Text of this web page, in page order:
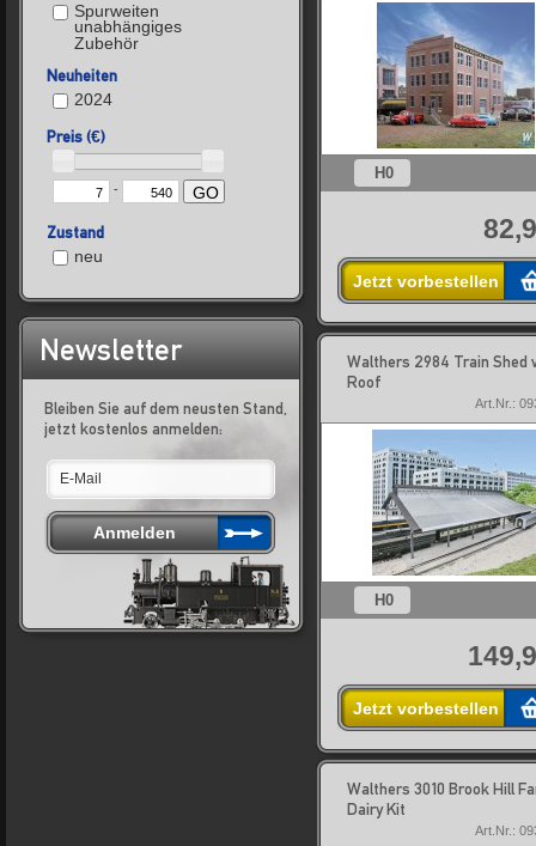
Spurweiten
unabhängiges
Zubehör
Neuheiten
2024
Preis (€)
- GO
Zustand
neu
Newsletter
Bleiben Sie auf dem neusten Stand,
jetzt kostenlos anmelden:
H0
Jetzt vorbestellen
Walthers 2984 Train Shed
Roof
Art.Nr.:
H0
Jetzt vorbestellen
Walthers 3010 Brook Hill
Dairy Kit
Art.Nr.: